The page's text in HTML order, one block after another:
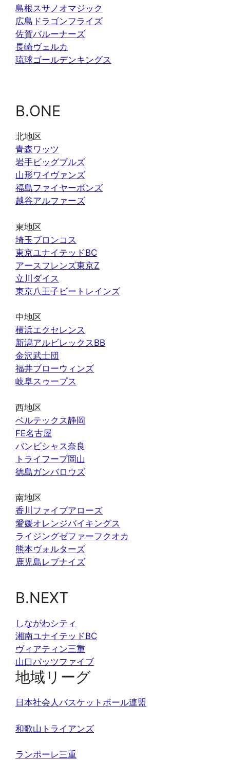
島根スサノオマジック
広島ドラゴンフライズ
佐賀バルーナーズ
長崎ヴェルカ
琉球ゴールデンキングス
B.ONE
北地区
青森ワッツ
岩手ビッグブルズ
山形ワイヴァンズ
福島ファイヤーボンズ
越谷アルファーズ
東地区
埼玉ブロンコス
東京ユナイテッドBC
アースフレンズ東京Z
立川ダイス
東京八王子ビートレインズ
中地区
横浜エクセレンス
新潟アルビレックスBB
金沢武士団
福井ブローウィンズ
岐阜スゥープス
西地区
ベルテックス静岡
FE名古屋
バンビシャス奈良
トライフープ岡山
徳島ガンバロウズ
南地区
香川ファイブアローズ
愛媛オレンジバイキングス
ライジングゼファーフクオカ
熊本ヴォルターズ
鹿児島レブナイズ
B.NEXT
しながわシティ
湘南ユナイテッドBC
ヴィアティン三重
山口パッツファイブ
地域リーグ
日本社会人バスケットボール連盟
和歌山トライアンズ
ランポーレ三重